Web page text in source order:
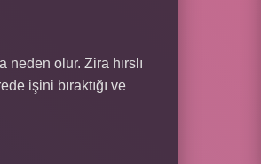
neden olur. Zira hırslı
işini bıraktığı ve